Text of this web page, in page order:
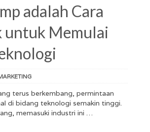
adalah Cara
untuk Memulai
terus berkembang, permintaan
di bidang teknologi semakin tinggi.
memasuki industri ini …